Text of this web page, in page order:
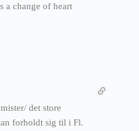
a change of heart
det store
forholdt sig til i Fl.